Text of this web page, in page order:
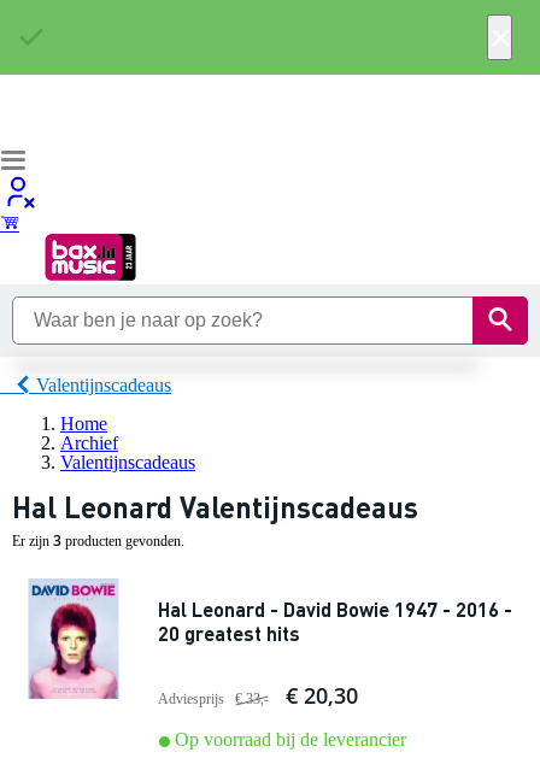
Valentijnscadeaus
Home
Archief
Valentijnscadeaus
Hal Leonard Valentijnscadeaus
Er zijn 3 producten gevonden.
Hal Leonard - David Bowie 1947 - 2016 -
20 greatest hits
Adviesprijs € 33,- € 20,30
Op voorraad bij de leverancier